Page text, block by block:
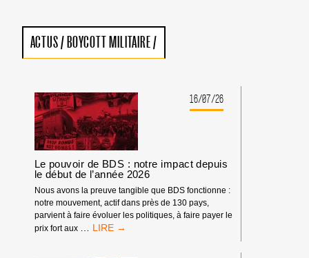
ACTUS/ BOYCOTT MILITAIRE/
16/07/26
Le pouvoir de BDS : notre impact depuis
le début de l’année 2026
Nous avons la preuve tangible que BDS fonctionne :
notre mouvement, actif dans près de 130 pays,
parvient à faire évoluer les politiques, à faire payer le
prix fort aux … LE